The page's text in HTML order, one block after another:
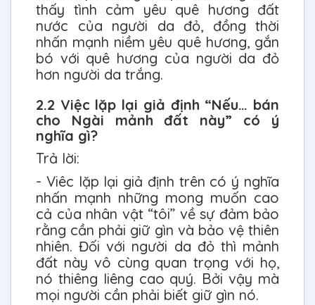
thấy tình cảm yêu quê hương đất
nước của người da đỏ, đồng thời
nhấn mạnh niềm yêu quê hương, gắn
bó với quê hương của người da đỏ
hơn người da trắng.
2.2 Việc lặp lại giả định “Nếu… bán
cho Ngài mảnh đất này” có ý
nghĩa gì?
Trả lời:
- Viêc lặp lại giả định trên có ý nghĩa
nhấn mạnh những mong muốn cao
cả của nhân vật “tôi” về sự đảm bảo
rằng cần phải giữ gìn và bảo vệ thiên
nhiên. Đối với người da đỏ thì mảnh
đất này vô cùng quan trọng với họ,
nó thiêng liêng cao quý. Bởi vậy mà
mọi người cần phải biết giữ gìn nó.